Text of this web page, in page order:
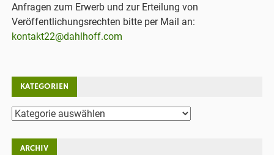
Anfragen zum Erwerb und zur Erteilung von
Veröffentlichungsrechten bitte per Mail an:
kontakt22@dahlhoff.com
KATEGORIEN
Kategorien
ARCHIV